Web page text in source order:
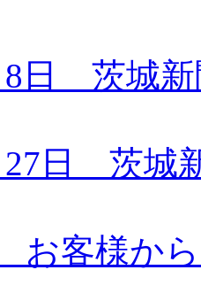
8日 茨城
27日 茨城
お客様か